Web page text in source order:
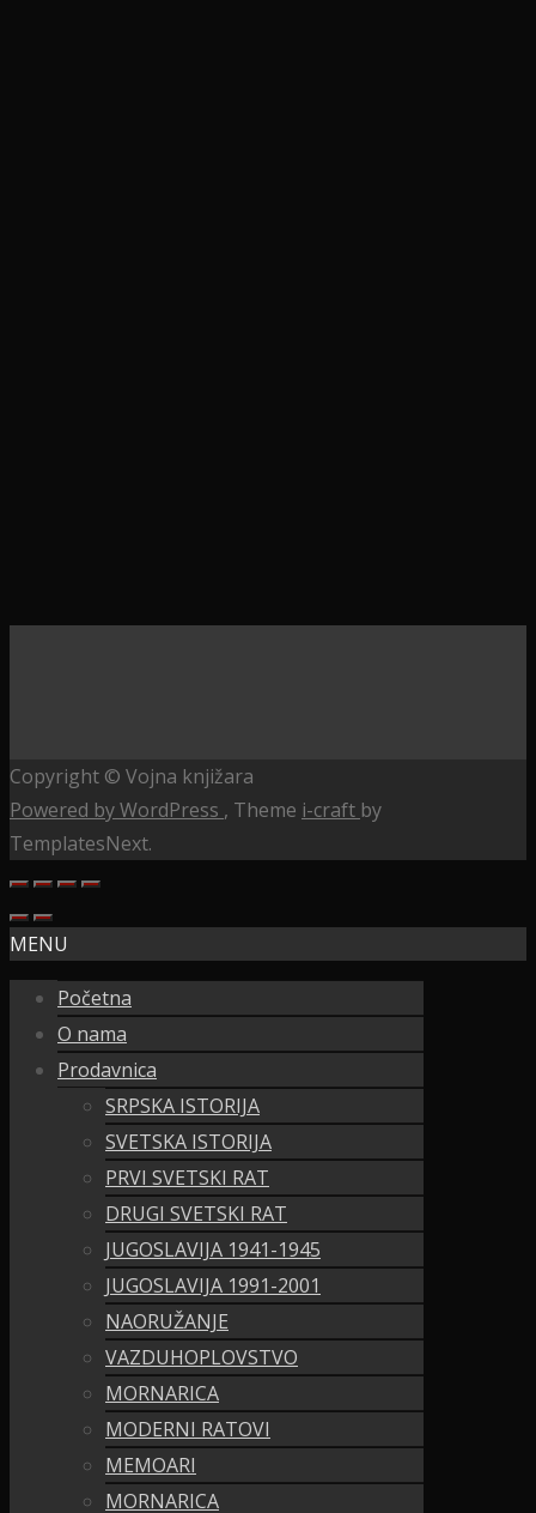
Copyright © Vojna knjižara
Powered by WordPress , Theme i-craft by
TemplatesNext.
MENU
Početna
O nama
Prodavnica
SRPSKA ISTORIJA
SVETSKA ISTORIJA
PRVI SVETSKI RAT
DRUGI SVETSKI RAT
JUGOSLAVIJA 1941-1945
JUGOSLAVIJA 1991-2001
NAORUŽANJE
VAZDUHOPLOVSTVO
MORNARICA
MODERNI RATOVI
MEMOARI
MORNARICA